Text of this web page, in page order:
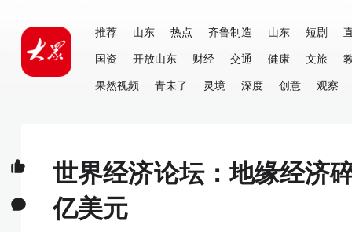
推荐 山东 热点 齐鲁制造 山东 短剧
国资
开放山东 财经 交通 健康 文旅
果然视频
青未了 灵境 深度 创意 观察
世界经济论坛：地缘经济
亿美元